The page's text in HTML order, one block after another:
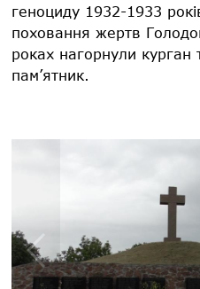
геноциду 1932-1933
поховання жертв
роках нагорнули курган
пам’ятник.